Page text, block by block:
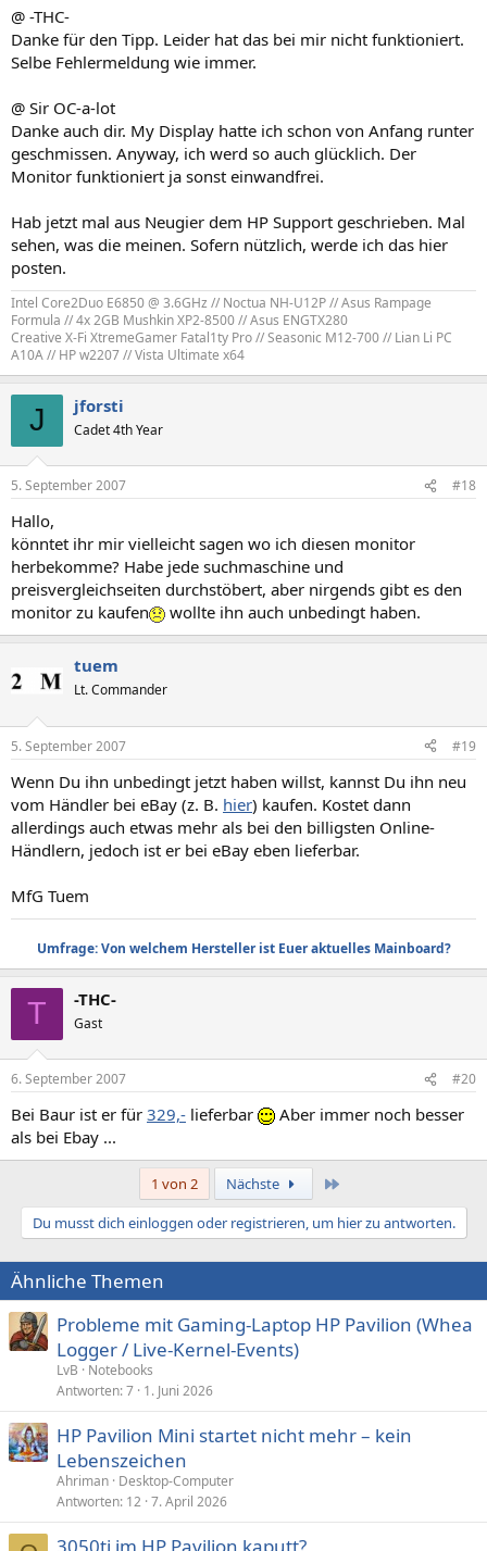
@ -THC-
Danke für den Tipp. Leider hat das bei mir nicht funktioniert.
Selbe Fehlermeldung wie immer.
@ Sir OC-a-lot
Danke auch dir. My Display hatte ich schon von Anfang runter
geschmissen. Anyway, ich werd so auch glücklich. Der
Monitor funktioniert ja sonst einwandfrei.
Hab jetzt mal aus Neugier dem HP Support geschrieben. Mal
sehen, was die meinen. Sofern nützlich, werde ich das hier
posten.
Intel Core2Duo E6850 @ 3.6GHz // Noctua NH-U12P // Asus Rampage
Formula // 4x 2GB Mushkin XP2-8500 // Asus ENGTX280​
Creative X-Fi XtremeGamer Fatal1ty Pro // Seasonic M12-700 // Lian Li PC
A10A // HP w2207 // Vista Ultimate x64​
J jforsti
Cadet 4th Year
5. September 2007 #18
Hallo,
könntet ihr mir vielleicht sagen wo ich diesen monitor
herbekomme? Habe jede suchmaschine und
preisvergleichseiten durchstöbert, aber nirgends gibt es den
monitor zu kaufen
wollte ihn auch unbedingt haben.
tuem
Lt. Commander
5. September 2007 #19
Wenn Du ihn unbedingt jetzt haben willst, kannst Du ihn neu
vom Händler bei eBay (z. B. hier) kaufen. Kostet dann
allerdings auch etwas mehr als bei den billigsten Online-
Händlern, jedoch ist er bei eBay eben lieferbar.
MfG Tuem
Umfrage: Von welchem Hersteller ist Euer aktuelles Mainboard?
T -THC-
Gast
6. September 2007 #20
Bei Baur ist er für 329,- lieferbar
Aber immer noch besser
als bei Ebay ...
1 von 2 Nächste
Du musst dich einloggen oder registrieren, um hier zu antworten.
Ähnliche Themen
Probleme mit Gaming-Laptop HP Pavilion (Whea
Logger / Live-Kernel-Events)
LvB
Notebooks
Antworten 7 1. Juni 2026
HP Pavilion Mini startet nicht mehr – kein
Lebenszeichen
Ahriman Desktop-Computer
Antworten 12 7. April 2026